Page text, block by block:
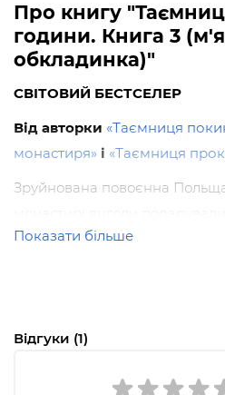
Про книгу
години. Книга 3
обкладинка)"
СВІТОВИЙ БЕСТСЕЛЕР
Від авторки «Таємниця
монастиря» і «Таємниця
Зруйнована повоєнна
надзвичайний розум та силу.
У новому романі у Ніни і її
Їх привозять до мальовничого
Показати більше
Відгуки (1)